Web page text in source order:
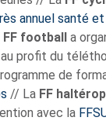
annuel santé et
FF footballa
au profit du
de
// La FF
avec la